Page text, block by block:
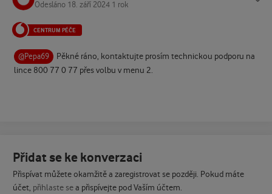
Odesláno 18. září 2024 1 rok
CENTRUM PÉČE
@Pepa69
Pěkné ráno, kontaktujte prosím technickou podporu na
lince 800 77 0 77 přes volbu v menu 2.
Přidat se ke konverzaci
Přispívat můžete okamžitě a zaregistrovat se později. Pokud máte
účet, přihlaste sea přispívejte pod Vaším účtem.